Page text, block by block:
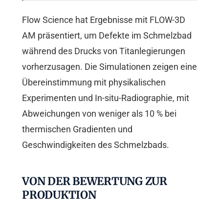
Flow Science hat Ergebnisse mit FLOW-3D
AM präsentiert, um Defekte im Schmelzbad
während des Drucks von Titanlegierungen
vorherzusagen. Die Simulationen zeigen eine
Übereinstimmung mit physikalischen
Experimenten und In-situ-Radiographie, mit
Abweichungen von weniger als 10 % bei
thermischen Gradienten und
Geschwindigkeiten des Schmelzbads.
VON DER BEWERTUNG ZUR
PRODUKTION